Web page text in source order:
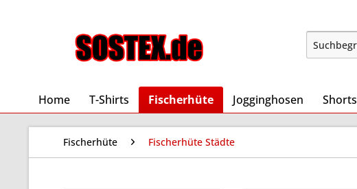
Home T-Shirts Fischerhüte Jogginghosen Shorts
Fischerhüte Fischerhüte Städte